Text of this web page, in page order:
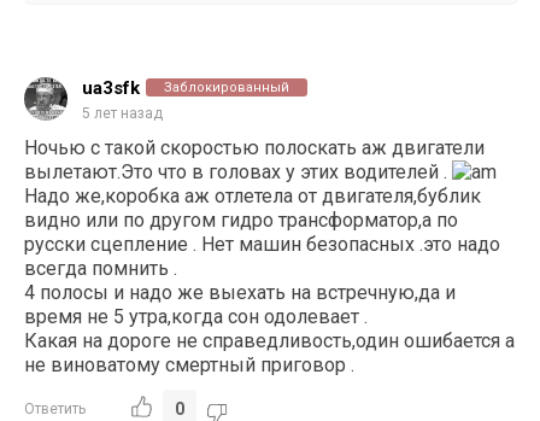
ua3sfk Заблокированный
5 лет назад
Ночью с такой скоростью полоскать аж двигатели
вылетают.Это что в головах у этих водителей .
Надо же,коробка аж отлетела от двигателя,бублик
видно или по другом гидро трансформатор,а по
русски сцепление . Нет машин безопасных .это надо
всегда помнить .
4 полосы и надо же выехать на встречную,да и
время не 5 утра,когда сон одолевает .
Какая на дороге не справедливость,один ошибается а
не виноватому смертный приговор .
Ответить 0